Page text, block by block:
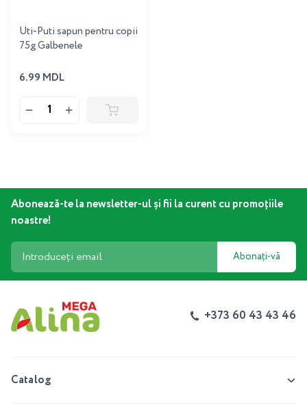
Uti-Puti sapun pentru copii
75g Galbenele
6.99 MDL
Abonează-te la newsletter-ul și fii la curent cu promoțiile
noastre!
Abonați-vă
+373 60 43 43 46
Catalog